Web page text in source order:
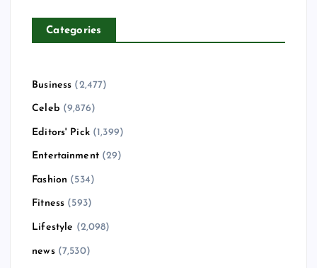
Categories
Business (2,477)
Celeb (9,876)
Editors' Pick(1,399)
Entertainment(29)
Fashion (534)
Fitness (593)
Lifestyle (2,098)
news(7,530)